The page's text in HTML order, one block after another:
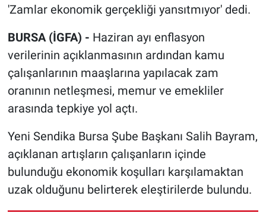
'Zamlar ekonomik gerçekliği yansıtmıyor' dedi.
BURSA (İGFA) - Haziran ayı enflasyon
verilerinin açıklanmasının ardından kamu
çalışanlarının maaşlarına yapılacak zam
oranının netleşmesi, memur ve emekliler
arasında tepkiye yol açtı.
Yeni Sendika Bursa Şube Başkanı Salih Bayram,
açıklanan artışların çalışanların içinde
bulunduğu ekonomik koşulları karşılamaktan
uzak olduğunu belirterek eleştirilerde bulundu.